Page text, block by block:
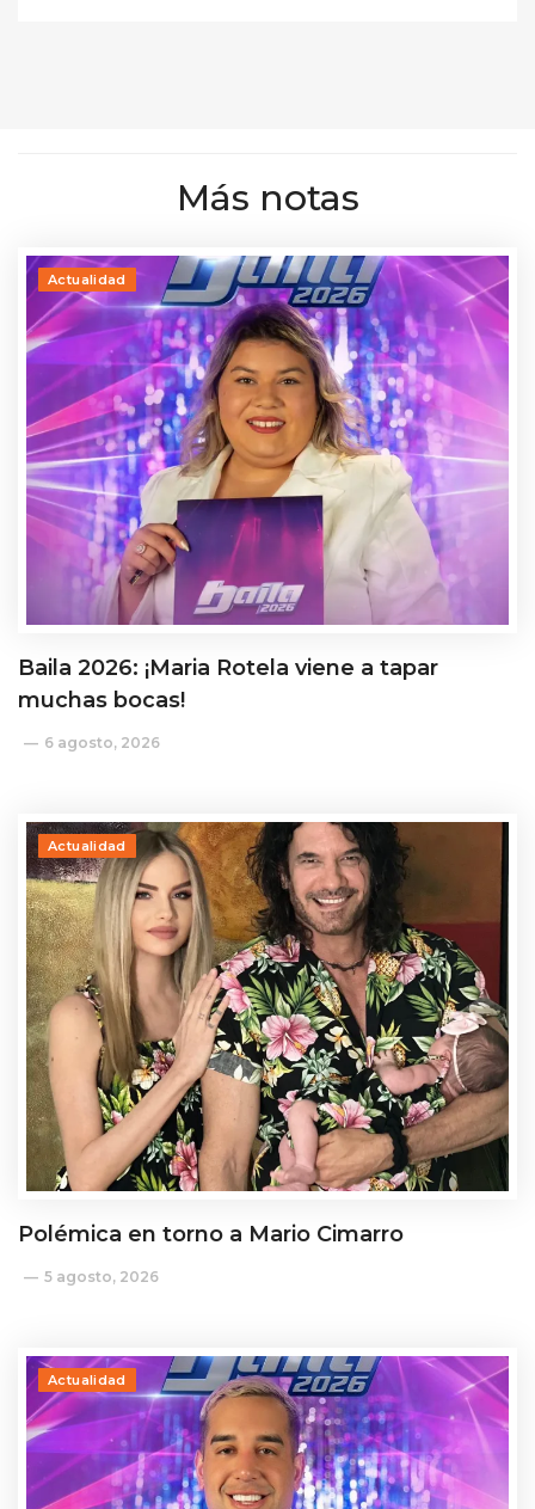
Más notas
Actualidad
Baila 2026: ¡Maria Rotela viene a tapar
muchas bocas!
6 agosto, 2026
Actualidad
Polémica en torno a Mario Cimarro
5 agosto, 2026
Actualidad